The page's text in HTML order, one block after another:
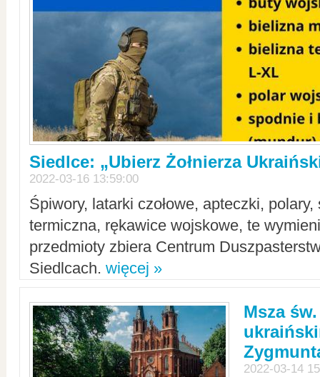
Siedlce: „Ubierz Żołnierza
2022-03-16 13:59:00
Śpiwory, latarki czołowe, apteczki,
termiczna, rękawice wojskowe, te
przedmioty zbiera Centrum
Siedlcach. więcej »
Msza
2022-03-14